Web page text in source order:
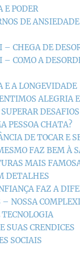
E PODER
DE
– CHEGA DE
– COMO A
E A LONGEVIDADE
ALEGRIA
DESAFIOS
PESSOA CHATA?
DE TOCAR E
FAZ BEM À
MAIS
DETALHES
FAZ A
NOSSA
TECNOLOGIA
SUAS CRENDICES
SOCIAIS